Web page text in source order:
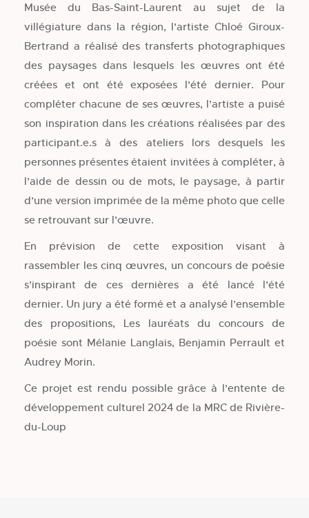
Musée du Bas-Saint-Laurent au sujet de la
villégiature dans la région, l’artiste Chloé Giroux-
Bertrand a réalisé des transferts photographiques
des paysages dans lesquels les œuvres ont été
créées et ont été exposées l’été dernier. Pour
compléter chacune de ses œuvres, l’artiste a puisé
son inspiration dans les créations réalisées par des
participant.e.s à des ateliers lors desquels les
personnes présentes étaient invitées à compléter, à
l’aide de dessin ou de mots, le paysage, à partir
d’une version imprimée de la même photo que celle
se retrouvant sur l’œuvre.
En prévision de cette exposition visant à
rassembler les cinq œuvres, un concours de poésie
s’inspirant de ces dernières a été lancé l’été
dernier. Un jury a été formé et a analysé l’ensemble
des propositions, Les lauréats du concours de
poésie sont Mélanie Langlais, Benjamin Perrault et
Audrey Morin.
Ce projet est rendu possible grâce à l’entente de
développement culturel 2024 de la MRC de Rivière-
du-Loup